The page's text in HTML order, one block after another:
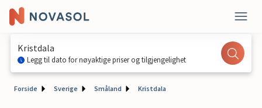
Kristdala
Legg til dato for nøyaktige priser og tilgjengelighet
Forside Sverige Småland Kristdala